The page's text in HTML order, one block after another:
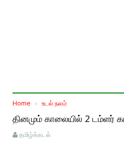
Home உடல் நலம்
தினமும் காலையில் 2 டம்ளர்
தமிழ்க்கடல்